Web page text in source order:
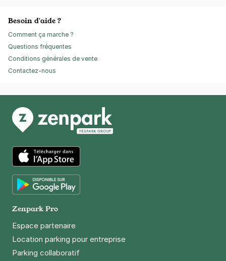
Besoin d'aide ?
Comment ça marche ?
Questions fréquentes
Conditions générales de vente
Contactez-nous
App Store
Zenpark Pro
Espace partenaire
Location parking pour entreprise
Parking collaboratif